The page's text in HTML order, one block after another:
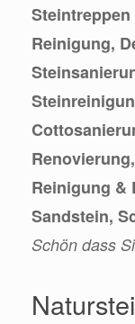
Reinigung,
Reinigung &
Sandstein,
Schön dass